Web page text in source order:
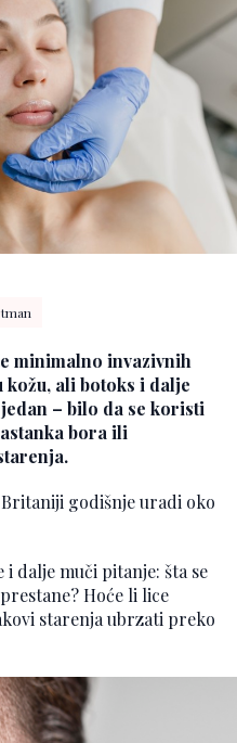
minimalno invazivnih
kožu, ali botoks i dalje
– bilo da se koristi
bora ili
Britaniji godišnje uradi oko
dalje muči pitanje: šta se
Hoće li lice
starenja ubrzati preko